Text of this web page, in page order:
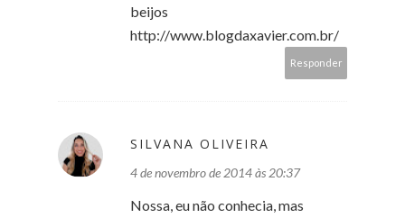
beijos
http://www.blogdaxavier.com.br/
Responder
SILVANA OLIVEIRA
4 de novembro de 2014 às 20:37
Nossa, eu não conhecia, mas